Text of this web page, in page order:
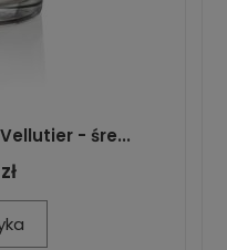
- śre...